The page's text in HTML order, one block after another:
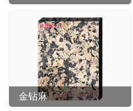
金钻麻